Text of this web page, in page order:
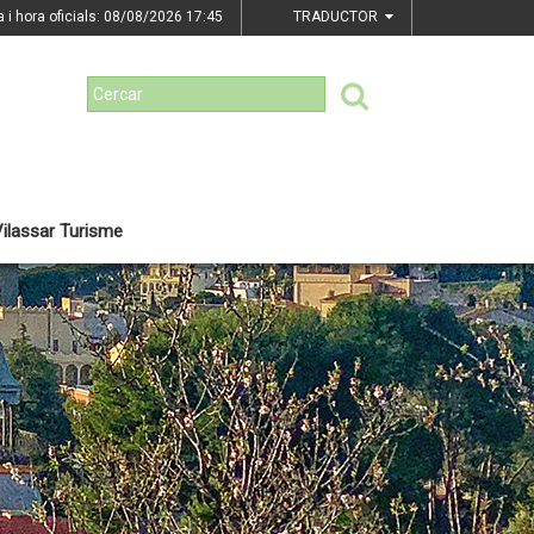
i hora oficials: 08/08/2026 17:45 TRADUCTOR
Turisme